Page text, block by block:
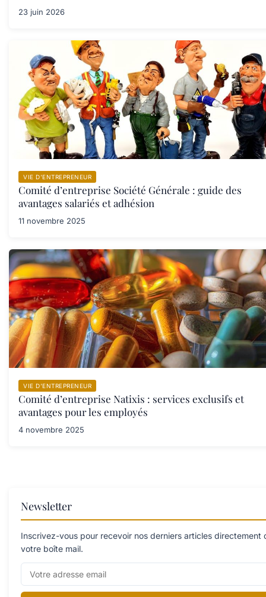
23 juin 2026
VIE D’ENTREPRENEUR
Comité d’entreprise Société Générale : guide des
avantages salariés et adhésion
11 novembre 2025
VIE D’ENTREPRENEUR
Comité d’entreprise Natixis : services exclusifs et
avantages pour les employés
4 novembre 2025
Newsletter
Inscrivez-vous pour recevoir nos derniers articles directement
votre boîte mail.